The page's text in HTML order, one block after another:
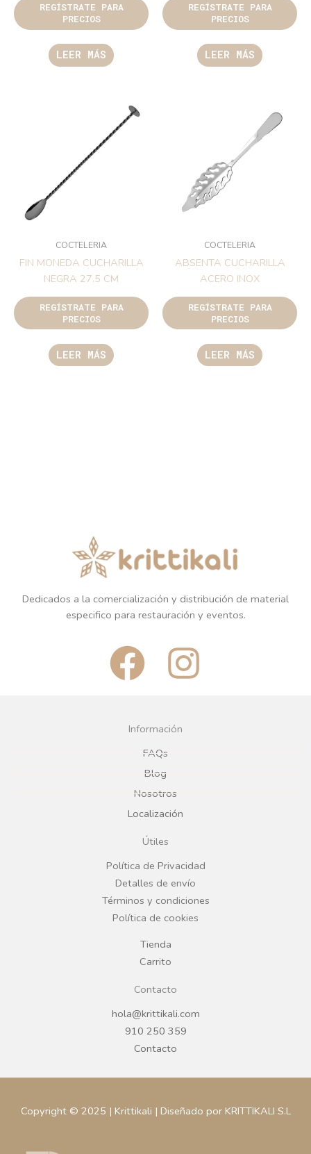
REGÍSTRATE PARA
PRECIOS
LEER MÁS
REGÍSTRATE PARA
PRECIOS
LEER MÁS
COCTELERIA
FIN MONEDA CUCHARILLA
NEGRA 27.5 CM
REGÍSTRATE PARA
PRECIOS
LEER MÁS
COCTELERIA
ABSENTA CUCHARILLA
ACERO INOX
REGÍSTRATE PARA
PRECIOS
LEER MÁS
Dedicados a la comercialización y distribución de material
especifico para restauración y eventos.
F
a
c
e
b
o
o
k
I
n
g
r
a
Información
FAQs
Blog
Nosotros
Localización
Útiles
Política de Privacidad
Detalles de envío
Términos y condiciones
Política de cookies
Tienda
Carrito
Contacto
hola@krittikali.com
910 250 359
Contacto
Copyright © 2025 | Krittikali | Diseñado por KRITTIKALI S.L